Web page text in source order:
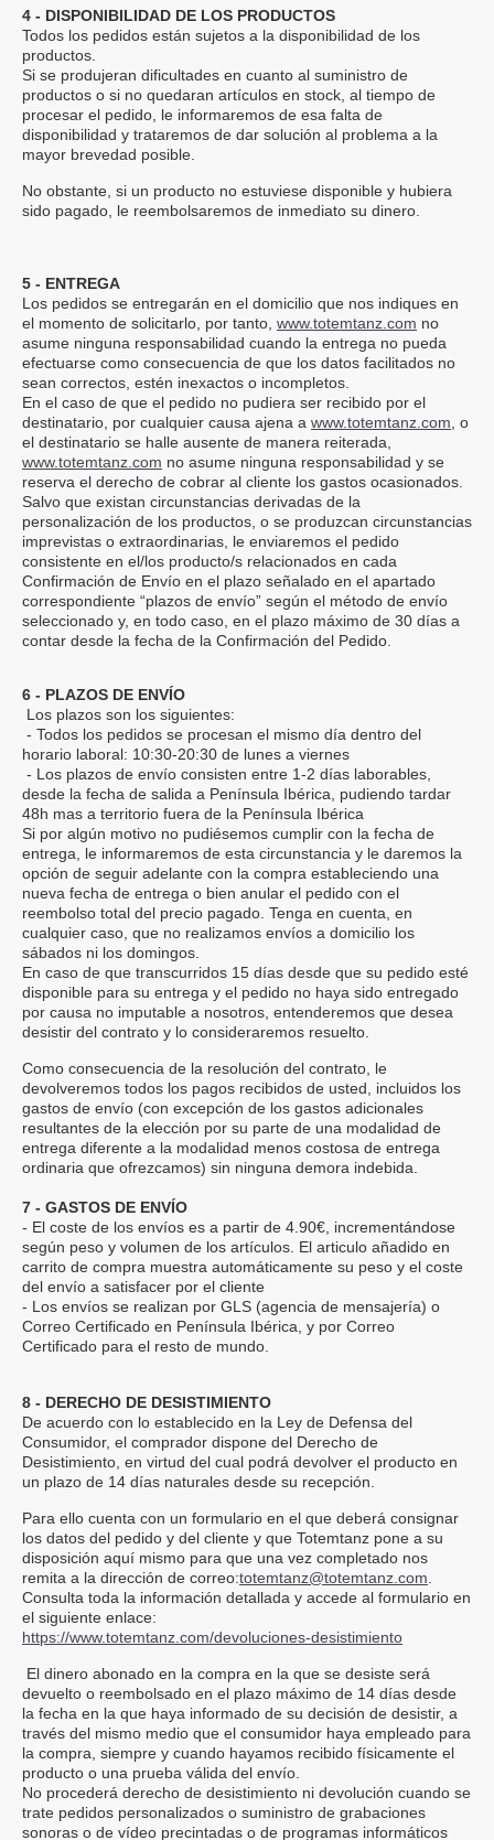
4 - DISPONIBILIDAD DE LOS PRODUCTOS
Todos los pedidos están sujetos a la disponibilidad de los
productos.
Si se produjeran dificultades en cuanto al suministro de
productos o si no quedaran artículos en stock, al tiempo de
procesar el pedido, le informaremos de esa falta de
disponibilidad y trataremos de dar solución al problema a la
mayor brevedad posible.
No obstante, si un producto no estuviese disponible y hubiera
sido pagado, le reembolsaremos de inmediato su dinero.
5 - ENTREGA
Los pedidos se entregarán en el domicilio que nos indiques en
el momento de solicitarlo, por tanto, www.totemtanz.com no
asume ninguna responsabilidad cuando la entrega no pueda
efectuarse como consecuencia de que los datos facilitados no
sean correctos, estén inexactos o incompletos.
En el caso de que el pedido no pudiera ser recibido por el
destinatario, por cualquier causa ajena a www.totemtanz.com , o
el destinatario se halle ausente de manera reiterada,
www.totemtanz.com no asume ninguna responsabilidad y se
reserva el derecho de cobrar al cliente los gastos ocasionados.
Salvo que existan circunstancias derivadas de la
personalización de los productos, o se produzcan circunstancias
imprevistas o extraordinarias, le enviaremos el pedido
consistente en el/los producto/s relacionados en cada
Confirmación de Envío en el plazo señalado en el apartado
correspondiente “plazos de envío” según el método de envío
seleccionado y, en todo caso, en el plazo máximo de 30 días a
contar desde la fecha de la Confirmación del Pedido.
6 - PLAZOS DE ENVÍO
Los plazos son los siguientes:
- Todos los pedidos se procesan el mismo día dentro del
horario laboral: 10:30-20:30 de lunes a viernes
- Los plazos de envío consisten entre 1-2 días laborables,
desde la fecha de salida a Península Ibérica, pudiendo tardar
48h mas a territorio fuera de la Península Ibérica
Si por algún motivo no pudiésemos cumplir con la fecha de
entrega, le informaremos de esta circunstancia y le daremos la
opción de seguir adelante con la compra estableciendo una
nueva fecha de entrega o bien anular el pedido con el
reembolso total del precio pagado. Tenga en cuenta, en
cualquier caso, que no realizamos envíos a domicilio los
sábados ni los domingos.
En caso de que transcurridos 15 días desde que su pedido esté
disponible para su entrega y el pedido no haya sido entregado
por causa no imputable a nosotros, entenderemos que desea
desistir del contrato y lo consideraremos resuelto.
Como consecuencia de la resolución del contrato, le
devolveremos todos los pagos recibidos de usted, incluidos los
gastos de envío (con excepción de los gastos adicionales
resultantes de la elección por su parte de una modalidad de
entrega diferente a la modalidad menos costosa de entrega
ordinaria que ofrezcamos) sin ninguna demora indebida.
7 - GASTOS DE ENVÍO
- El coste de los envíos es a partir de 4.90€, incrementándose
según peso y volumen de los artículos. El articulo añadido en
carrito de compra muestra automáticamente su peso y el coste
del envío a satisfacer por el cliente
- Los envíos se realizan por GLS (agencia de mensajería) o
Correo Certificado en Península Ibérica, y por Correo
Certificado para el resto de mundo.
8 - DERECHO DE DESISTIMIENTO
De acuerdo con lo establecido en la Ley de Defensa del
Consumidor, el comprador dispone del Derecho de
Desistimiento, en virtud del cual podrá devolver el producto en
un plazo de 14 días naturales desde su recepción.
Para ello cuenta con un formulario en el que deberá consignar
los datos del pedido y del cliente y que Totemtanz pone a su
disposición aquí mismo para que una vez completado nos
remita a la dirección de correo:totemtanz@totemtanz.com
Consulta toda la información detallada y accede al formulario en
el siguiente enlace:
https://www.totemtanz.com/devoluciones-desistimiento
El dinero abonado en la compra en la que se desiste será
devuelto o reembolsado en el plazo máximo de 14 días desde
la fecha en la que haya informado de su decisión de desistir, a
través del mismo medio que el consumidor haya empleado para
la compra, siempre y cuando hayamos recibido físicamente el
producto o una prueba válida del envío.
No procederá derecho de desistimiento ni devolución cuando se
trate pedidos personalizados o suministro de grabaciones
sonoras o de vídeo precintadas o de programas informáticos